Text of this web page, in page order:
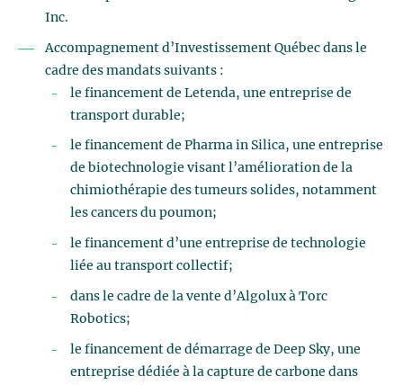
Inc.
Accompagnement d’Investissement Québec dans le
cadre des mandats suivants :
le financement de Letenda, une entreprise de
transport durable;
le financement de Pharma in Silica, une entreprise
de biotechnologie visant l’amélioration de la
chimiothérapie des tumeurs solides, notamment
les cancers du poumon;
le financement d’une entreprise de technologie
liée au transport collectif;
dans le cadre de la vente d’Algolux à Torc
Robotics;
le financement de démarrage de Deep Sky, une
entreprise dédiée à la capture de carbone dans